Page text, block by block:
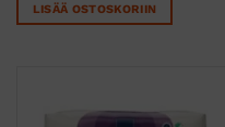
LISÄÄ OSTOSKORIIN